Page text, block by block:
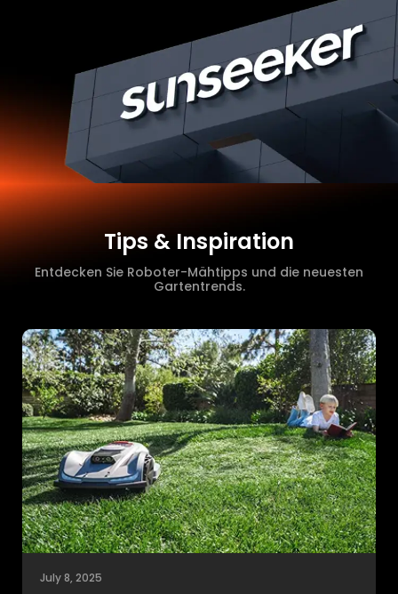
Tips & Inspiration
Entdecken Sie Roboter-Mähtipps und die neuesten
Gartentrends.
July 8, 2025